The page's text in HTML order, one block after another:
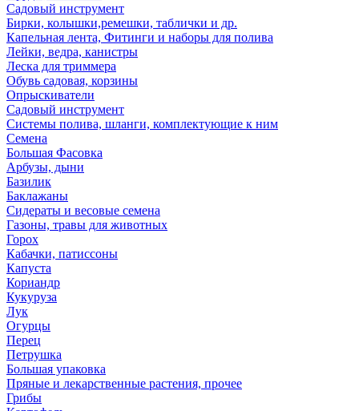
Садовый инструмент
Бирки, колышки,ремешки, таблички и др.
Капельная лента, Фитинги и наборы для полива
Лейки, ведра, канистры
Леска для триммера
Обувь садовая, корзины
Опрыскиватели
Садовый инструмент
Системы полива, шланги, комплектующие к ним
Семена
Большая Фасовка
Арбузы, дыни
Базилик
Баклажаны
Сидераты и весовые семена
Газоны, травы для животных
Горох
Кабачки, патиссоны
Капуста
Кориандр
Кукуруза
Лук
Огурцы
Перец
Петрушка
Большая упаковка
Пряные и лекарственные растения, прочее
Грибы